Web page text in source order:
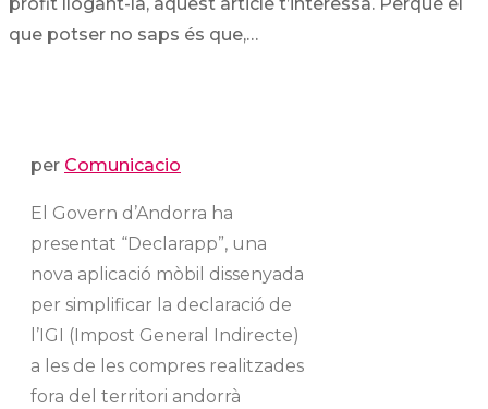
que potser no saps és que,…
per Comunicacio
El Govern d’Andorra ha
presentat “Declarapp”, una
nova aplicació mòbil dissenyada
per simplificar la declaració de
l’IGI (Impost General Indirecte)
a les de les compres realitzades
fora del territori andorrà